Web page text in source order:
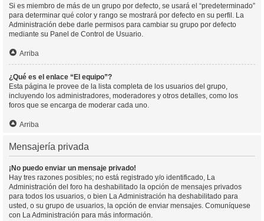
Si es miembro de más de un grupo por defecto, se usará el “predeterminado”
para determinar qué color y rango se mostrará por defecto en su perfil. La
Administración debe darle permisos para cambiar su grupo por defecto
mediante su Panel de Control de Usuario.
Arriba
¿Qué es el enlace “El equipo”?
Esta página le provee de la lista completa de los usuarios del grupo,
incluyendo los administradores, moderadores y otros detalles, como los
foros que se encarga de moderar cada uno.
Arriba
Mensajería privada
¡No puedo enviar un mensaje privado!
Hay tres razones posibles; no está registrado y/o identificado, La
Administración del foro ha deshabilitado la opción de mensajes privados
para todos los usuarios, o bien La Administración ha deshabilitado para
usted, o su grupo de usuarios, la opción de enviar mensajes. Comuníquese
con La Administración para más información.